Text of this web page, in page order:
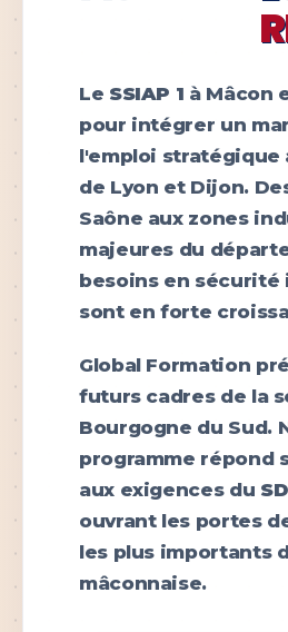
Le SSIAP 1 à Mâcon
pour intégrer un
l'emploi stratégique
de Lyon et Dijon.
Saône aux zones
majeures du
besoins en sécurité
sont en forte
Global Formation
futurs cadres de la
Bourgogne du Sud.
programme répond
aux exigences du
ouvrant les portes
les plus importants
mâconnaise.